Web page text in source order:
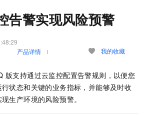
告警实现风险预警
产品详情 我的收藏
版支持通过云监控配置告警规则，以便您
状态和关键的业务指标，并能够及时收
生产环境的风险预警。